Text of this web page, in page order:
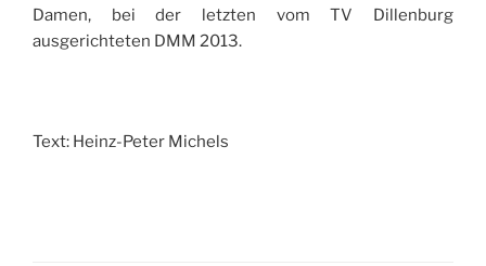
Damen, bei der letzten vom TV Dillenburg
ausgerichteten DMM 2013.
Text: Heinz-Peter Michels